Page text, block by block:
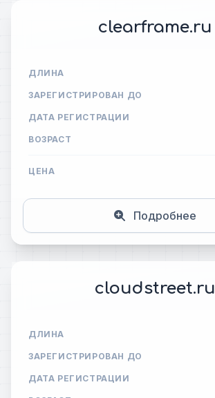
clearframe.ru
ДЛИНА
ЗАРЕГИСТРИРОВАН ДО
ДАТА РЕГИСТРАЦИИ
ВОЗРАСТ
ЦЕНА
Подробнее
cloudstreet.ru
ДЛИНА
ЗАРЕГИСТРИРОВАН ДО
ДАТА РЕГИСТРАЦИИ